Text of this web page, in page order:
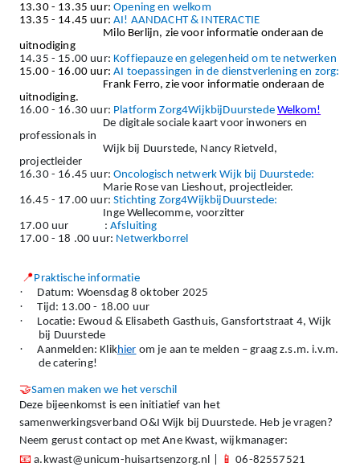
13.30 - 13.35 uur:Opening en welkom
13.35 - 14.45 uur:AI! AANDACHT & INTERACTIE
Milo Berlijn, zie voor informatie onderaan de
uitnodiging
14.35 - 15.00 uur:Koffiepauze en gelegenheid om te netwerken
15.00 - 16.00 uur: AI toepassingen in de dienstverlening en zorg:
Frank Ferro, zie voor informatie onderaan de
uitnodiging.
16.00 - 16.30 uur: Platform Zorg4WijkbijDuurstedeWelkom!
De digitale sociale kaart voor inwoners en
professionals in
Wijk bij Duurstede, Nancy Rietveld,
projectleider
16.30 - 16.45 uur:Oncologisch netwerk Wijk bij Duurstede:
Marie Rose van Lieshout, projectleider.
16.45 - 17.00 uur: Stichting Zorg4WijkbijDuurstede:
Inge Wellecomme, voorzitter
17.00 uur :Afsluiting
17.00 - 18 .00 uur: Netwerkborrel
📍Praktische informatie
· Datum: Woensdag 8 oktober 2025
· Tijd: 13.00 - 18.00 uur
·
Locatie: Ewoud & Elisabeth Gasthuis, Gansfortstraat 4, Wijk
bij Duurstede
· Aanmelden: Klikhier om je aan te melden – graag z.s.m. i.v.m.
de catering!
🤝Samen maken we het verschil
Deze bijeenkomst is een initiatief van het
samenwerkingsverband O&I Wijk bij Duurstede. Heb je vragen?
Neem gerust contact op met Ane Kwast, wijkmanager:
📧 a.kwast@unicum-huisartsenzorg.nl | 📱 06-82557521